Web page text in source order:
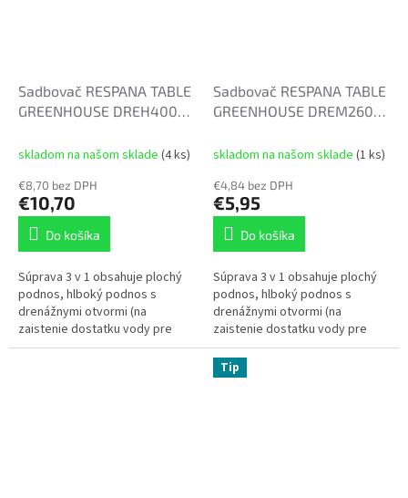
Sadbovač RESPANA TABLE
GREENHOUSE DREH400
skladom na našom sklade (4 ks)
€8,70 bez DPH
€10,70
Do košíka
Súprava 3 v 1 obsahuje plochý
podnos, hlboký podnos s
drenážnymi otvormi (na
zaistenie dostatku vody pre
vaše rastliny) a vetracie veko na
Sadbovač RESPANA TABLE
GREENHOUSE DREM260
skladom na našom sklade (1 ks)
€4,84 bez DPH
€5,95
Do košíka
Súprava 3 v 1 obsahuje plochý
podnos, hlboký podnos s
drenážnymi otvormi (na
zaistenie dostatku vody pre
vaše rastliny) a vetracie veko na
maximalizáciu klíčenia. Tento...
Tip